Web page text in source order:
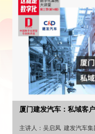
厦门建发汽车：私域客
主讲人： 吴启凤 建发汽车集